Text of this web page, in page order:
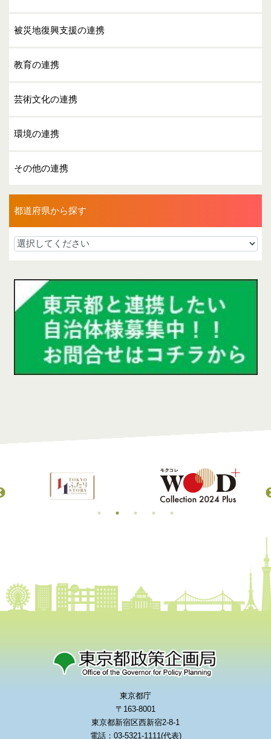
被災地復興支援の連携
教育の連携
芸術文化の連携
環境の連携
その他の連携
都道府県から探す
東京都庁
〒163-8001
東京都新宿区西新宿2-8-1
電話：03-5321-1111(代表)